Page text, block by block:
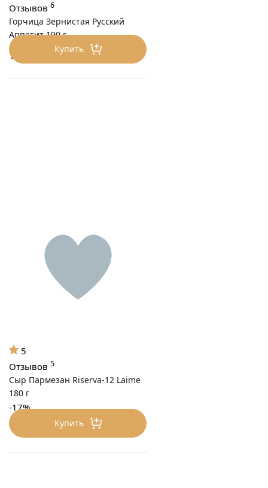
Купить
150
Горчица Зернистая Русский
Аппетит 190 г
Отзывов 6
Купить
-17%660 ₽/шт
₽/шт
Сыр Пармезан Riserva-12 Laime
180 г
5
Отзывов 5